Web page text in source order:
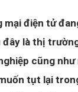
mại điện tử
đây là thị
cũng
tụt lại